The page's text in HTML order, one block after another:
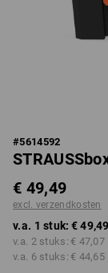
#5614592
€ 49,49
excl. verzendkosten
v.a. 1 stuk: € 49,49
v.a. 2 stuks: € 47,07
v.a. 6 stuks: € 44,65